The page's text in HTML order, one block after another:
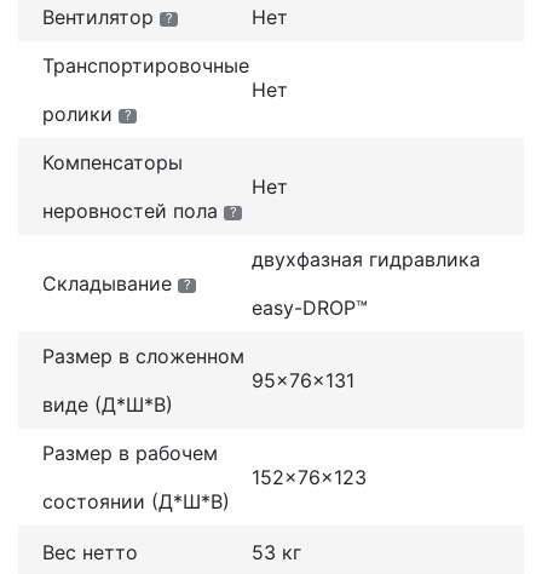
Вентилятор ?
Нет
Транспортировочные
ролики
?
Нет
Компенсаторы
неровностей пола
?
Нет
Складывание ?
двухфазная гидравлика
easy-DROP™
Размер в сложенном
виде (Д*Ш*В)
95x76x131
Размер в рабочем
состоянии (Д*Ш*В)
152x76x123
Вес нетто 53 кг